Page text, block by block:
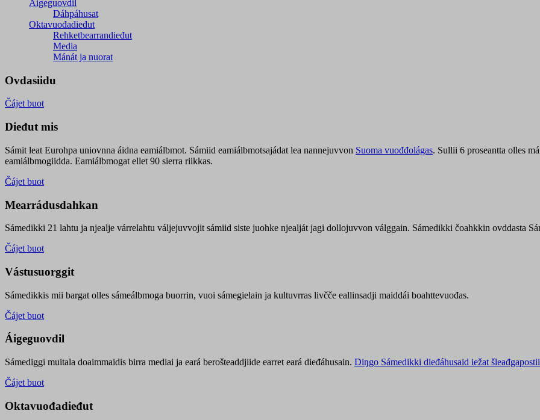
Áigeguovdil
Dáhpáhusat
Oktavuođadieđut
Rehketbearrandieđut
Media
Mánát ja nuorat
Ovdasiidu
Čájet buot
Dieđut mis
Sámit leat Eurohpa uniovnna áidna eamiálbmot. Sámiid eamiálbmotsajádat lea nannejuvvon Suoma vuođđolágas. Sullii 6 proseantta olles
eamiálbmogiidda. Eamiálbmogat ellet 90 sierra riikkas.
Čájet buot
Mearrádusdahkan
Sámedikki 21 lahtu ja njealje várrelahtu váljejuvvojit sámiid siste juohke njealját jagi dollojuvvon válggain. Sámedikki čoahkkin ovddasta
Čájet buot
Vástusuorggit
Sámedikkis mii bargat olles sámeálbmoga buorrin, vuoi sámegielain ja kultuvrras livčče eallinsadji maiddái boahttevuođas.
Čájet buot
Áigeguovdil
Sámediggi muitala doaimmaidis birra mediai ja eará berošteaddjiide earret eará dieđáhusain. Diŋgo Sámedikki dieđáhusaid iežat šleađgapostii
Čájet buot
Oktavuođadieđut